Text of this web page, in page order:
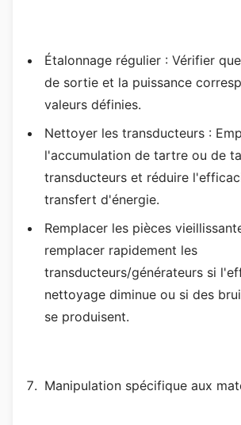
Étalonnage régulier : Vérifier
de sortie et la puissance
valeurs définies.
Nettoyer les transducteurs :
l'accumulation de tartre ou de
transducteurs et réduire
transfert d'énergie.
Remplacer les pièces
remplacer rapidement les
transducteurs/générateurs si
nettoyage diminue ou si des
se produisent.
Manipulation spécifique aux